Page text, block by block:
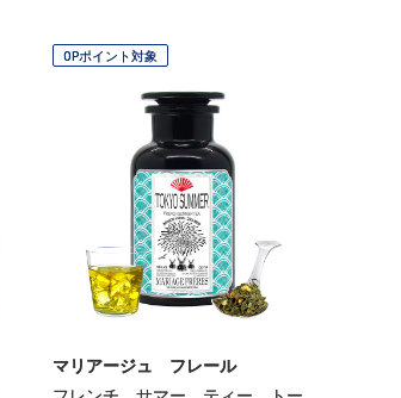
OPポイント対象
マリアージュ フレール